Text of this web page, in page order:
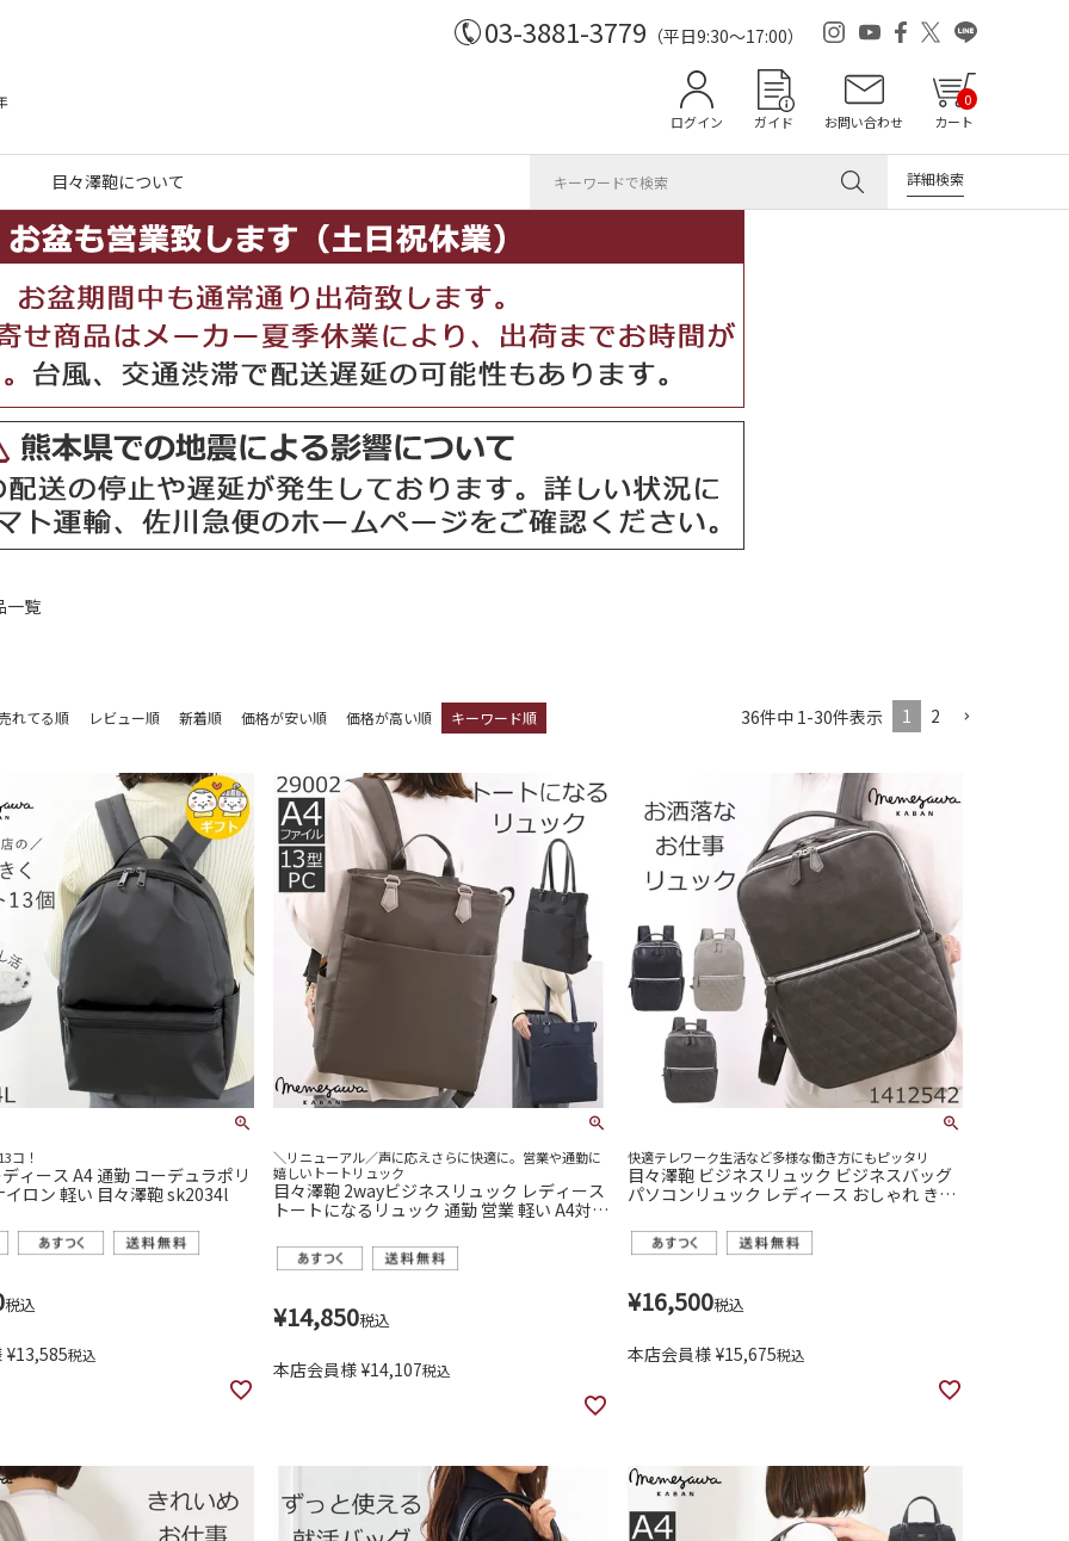
03-3881-3779 （平日9:30～17:00）
ログイン ガイド お問い合わせ カート
0
目々澤鞄について 詳細検索
一覧
れてる順 レビュー順 新着順 価格が安い順 価格が高い順 キーワード順 36件中 1-30件表示 1 2
コ！
ィース A4 通勤 コーデュラポリ
イロン 軽い 目々澤鞄 sk2034l
税込
¥13,585税込
＼リニューアル／声に応えさらに快適に。営業や通勤に
嬉しいトートリュック
目々澤鞄 2wayビジネスリュック レディース
トートになるリュック 通勤 営業 軽い A4対応
¥14,850税込
本店会員様 ¥14,107税込
快適テレワーク生活など多様な働き方にもピッタリ
目々澤鞄 ビジネスリュック ビジネスバッグ
パソコンリュック レディース おしゃれ きれ
¥16,500税込
本店会員様 ¥15,675税込